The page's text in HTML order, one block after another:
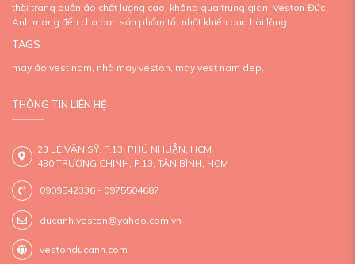
thời trang quần áo chất lượng cao, không qua trung gian. Veston Đức
Anh mang đến cho bạn sản phẩm tốt nhất khiến bạn hài lòng
TAGS
may áo vest nam, nhà may veston, may vest nam dep,
THÔNG TIN LIÊN HỆ
23 LÊ VĂN SỸ, P.13, PHÚ NHUẬN, HCM
430 TRƯỜNG CHINH, P.13, TÂN BÌNH, HCM
0909542336 - 0975504687
ducanh.veston@yahoo.com.vn
vestonducanh.com